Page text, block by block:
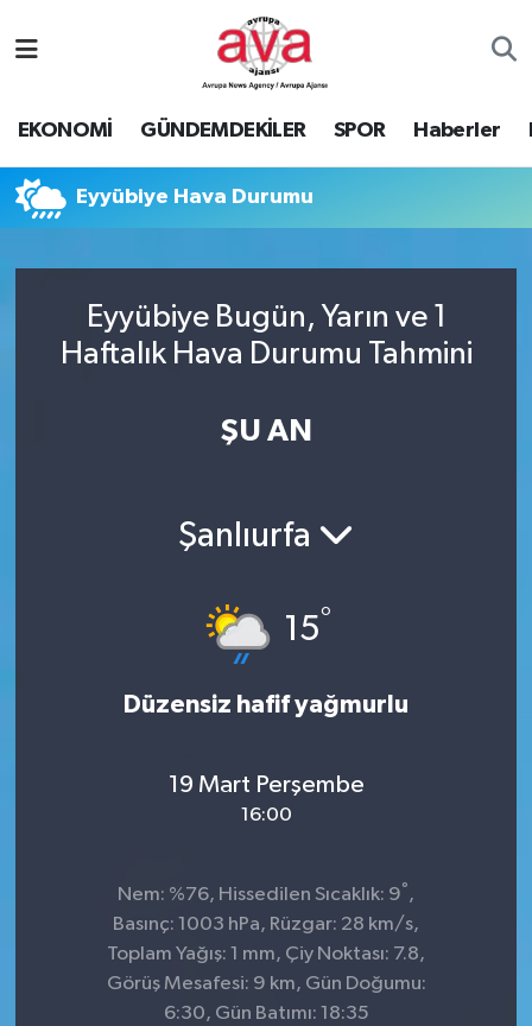
EKONOMİ GÜNDEMDEKİLER SPOR Haberler
Eyyübiye Hava Durumu
Eyyübiye Bugün, Yarın ve 1
Haftalık Hava Durumu Tahmini
ŞU AN
Şanlıurfa
15°
Düzensiz hafif yağmurlu
19 Mart Perşembe
16:00
Nem: %76, Hissedilen Sıcaklık: 9° ,
Basınç: 1003 hPa, Rüzgar: 28 km/s,
Toplam Yağış: 1 mm, Çiy Noktası: 7.8,
Görüş Mesafesi: 9 km, Gün Doğumu:
6:30, Gün Batımı: 18:35
Nöbetçi Eczaneler
Namaz Vakitleri
Trafik Durumu
Süper Lig Puan Durumu ve Fikstür